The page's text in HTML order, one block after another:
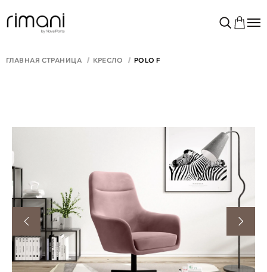
ГЛАВНАЯ СТРАНИЦА КРЕСЛО POLO F